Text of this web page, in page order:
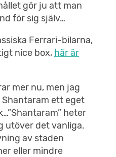
gör ju att man
för sig själv…
Ferrari-bilarna,
nice box, här är
mer nu, men jag
ett eget
heter
utöver det vanliga.
av staden
eller mindre